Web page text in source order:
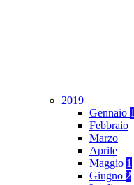
2019
Gennaio 1
Febbraio
Marzo
Aprile
Maggio 1
Giugno 2